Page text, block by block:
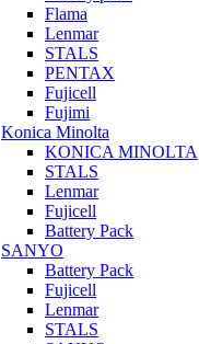
Flama
Lenmar
STALS
PENTAX
Fujicell
Fujimi
Konica Minolta
KONICA MINOLTA
STALS
Lenmar
Fujicell
Battery Pack
SANYO
Battery Pack
Fujicell
Lenmar
STALS